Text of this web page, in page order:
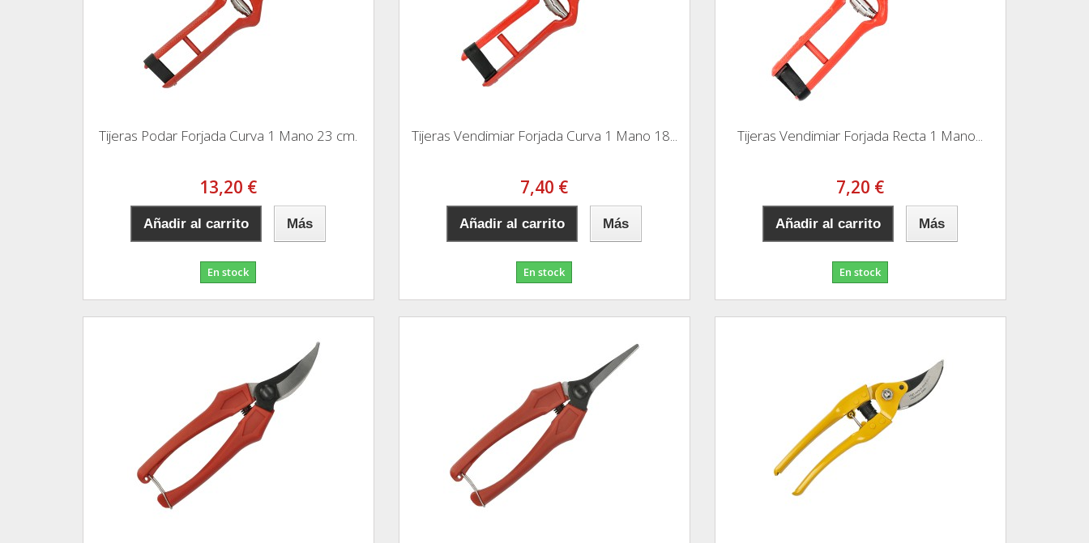
Tijeras Podar Forjada Curva 1 Mano 23 cm.
13,20 €
Añadir al carrito Más
En stock
Tijeras Vendimiar Forjada Curva 1 Mano 18...
7,40 €
Añadir al carrito Más
En stock
Tijeras Vendimiar Forjada Recta 1 Mano...
7,20 €
Añadir al carrito Más
En stock